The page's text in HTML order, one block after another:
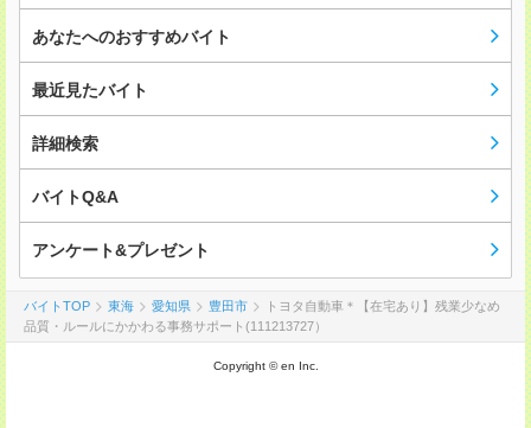
あなたへのおすすめバイト
最近見たバイト
詳細検索
バイトQ&A
アンケート&プレゼント
バイトTOP 東海 愛知県 豊田市
トヨタ自動車＊【在宅あり】残業少なめ
品質・ルールにかかわる事務サポート(111213727）
Copyright © en Inc.